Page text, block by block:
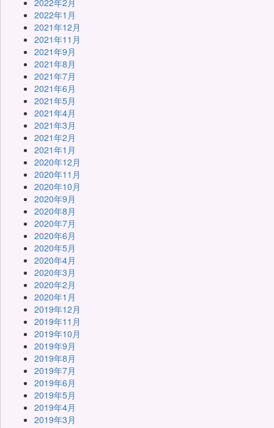
2022年2月
2022年1月
2021年12月
2021年11月
2021年9月
2021年8月
2021年7月
2021年6月
2021年5月
2021年4月
2021年3月
2021年2月
2021年1月
2020年12月
2020年11月
2020年10月
2020年9月
2020年8月
2020年7月
2020年6月
2020年5月
2020年4月
2020年3月
2020年2月
2020年1月
2019年12月
2019年11月
2019年10月
2019年9月
2019年8月
2019年7月
2019年6月
2019年5月
2019年4月
2019年3月